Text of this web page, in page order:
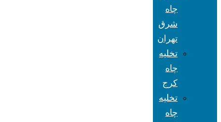
چاه
شرق
تهران
تخلیه
چاه
کرج
تخلیه
چاه